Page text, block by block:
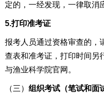
定的，一经发现，一律取消
5.打印准考证
报考人员通过资格审查的，
查表和准考证，打印时间另
与渔业科学院官网。
（三） 组织考试（笔试和面